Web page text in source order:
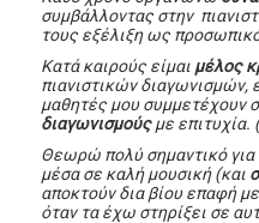
συμβάλλοντας στην
τους εξέλιξη ως
Κατά καιρούς είμαι μέλος
πιανιστικών
μαθητές μου συμμετέχουν
διαγωνισμούςμε
Θεωρώ πολύ σημαντικό για
μέσα σε καλή μουσική (και
αποκτούν δια βίου επαφή
όταν τα έχω στηρίξει σε